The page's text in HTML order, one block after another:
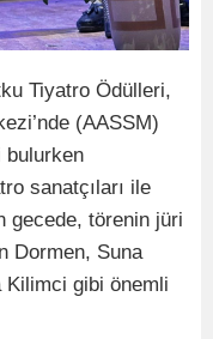
Tiyatro Ödülleri,
(AASSM)
bulurken
sanatçıları ile
gecede, törenin jüri
Dormen, Suna
Kilimci gibi önemli